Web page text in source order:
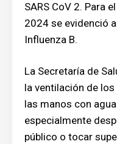
SARS CoV 2. Para
2024 se evidenció
Influenza B.
La Secretaría de
la ventilación de
las manos con
especialmente
público o tocar